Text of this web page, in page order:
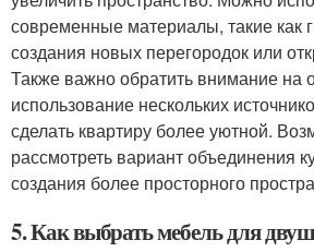
современные материалы, такие как
создания новых перегородок или
Также важно обратить внимание на
использование нескольких
сделать квартиру более уютной.
рассмотреть вариант объединения
создания более просторного
5. Как выбрать мебель для